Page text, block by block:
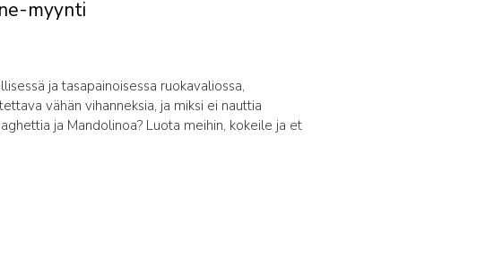
myynti
ja tasapainoisessa ruokavaliossa,
vähän vihanneksia, ja miksi ei nauttia
ja Mandolinoa? Luota meihin, kokeile ja et